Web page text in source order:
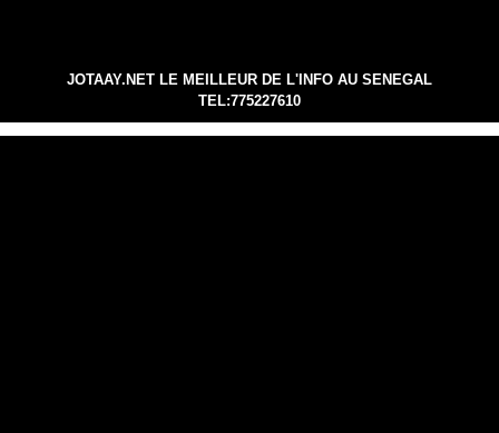
JOTAAY.NET LE MEILLEUR DE L'INFO AU SENEGAL
TEL:775227610